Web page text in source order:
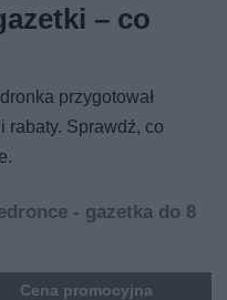
– co
przygotował
rabaty. Sprawdź, co
- gazetka do 8
Cena promocyjna